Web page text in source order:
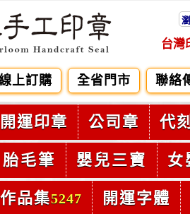
台灣
上訂購 全省門市 聯絡
開運印章 公司章 代
胎毛筆 嬰兒三寶 女
作品集5247 開運字體